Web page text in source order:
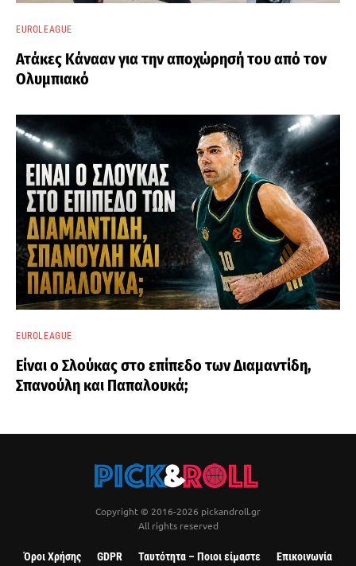
EUROLEAGUE
Ατάκες Κάνααν για την αποχώρησή του από τον
Ολυμπιακό
EUROLEAGUE
Είναι ο Σλούκας στο επίπεδο των Διαμαντίδη,
Σπανούλη και Παπαλουκά;
Copyright © 2016-2026 pickandroll.gr
All rights reserved
Όροι Χρήσης GDPR Ταυτότητα – Ποιοι είμαστε Επικοινωνία